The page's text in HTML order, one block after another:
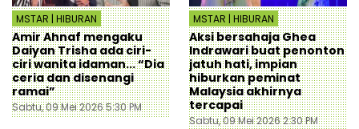
MSTAR | HIBURAN
Amir Ahnaf mengaku
Daiyan Trisha ada ciri-
ciri wanita idaman... “Dia
ceria dan disenangi
ramai”
Sabtu, 09 Mei 2026 5:30 PM
MSTAR | HIBURAN
Aksi bersahaja Ghea
Indrawari buat penonton
jatuh hati, impian
hiburkan peminat
Malaysia akhirnya
tercapai
Sabtu, 09 Mei 2026 2:30 PM